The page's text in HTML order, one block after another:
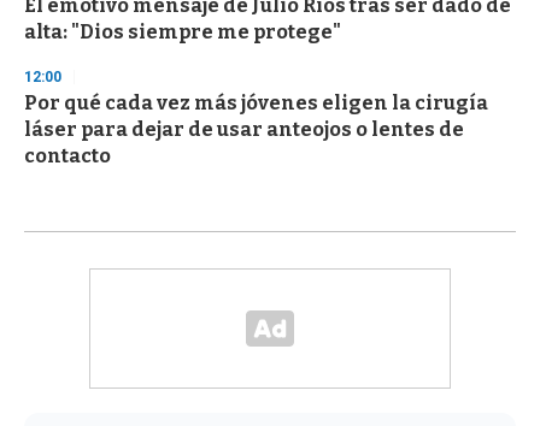
El emotivo mensaje de Julio Ríos tras ser dado de
alta: "Dios siempre me protege"
12:00
Por qué cada vez más jóvenes eligen la cirugía
láser para dejar de usar anteojos o lentes de
contacto